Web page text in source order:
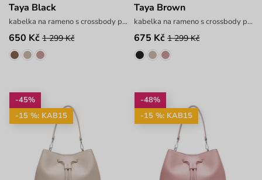
Taya Black
kabelka na rameno s crossbody popruhem
650 Kč 1 299 Kč
Taya Brown
kabelka na rameno s crossbody popruhem
675 Kč 1 299 Kč
-45%
-15 %: KAB15
-48%
-15 %: KAB15